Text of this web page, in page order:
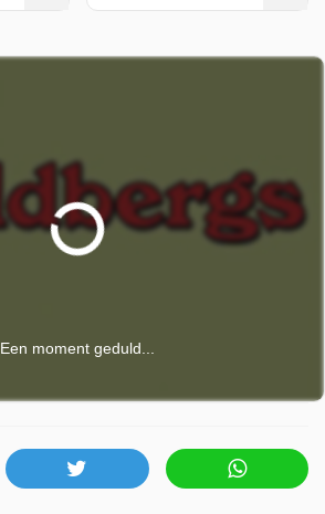
Een moment geduld...